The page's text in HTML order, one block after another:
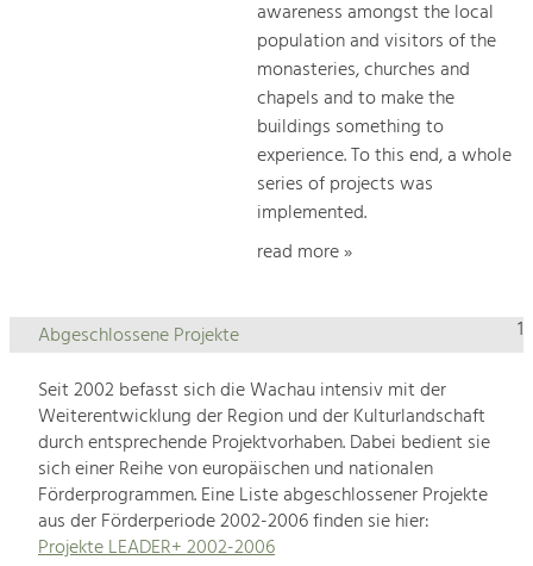
awareness amongst the local
population and visitors of the
monasteries, churches and
chapels and to make the
buildings something to
experience. To this end, a whole
series of projects was
implemented.
read more »
1
Abgeschlossene Projekte
Seit 2002 befasst sich die Wachau intensiv mit der
Weiterentwicklung der Region und der Kulturlandschaft
durch entsprechende Projektvorhaben. Dabei bedient sie
sich einer Reihe von europäischen und nationalen
Förderprogrammen. Eine Liste abgeschlossener Projekte
aus der Förderperiode 2002-2006 finden sie hier:
Projekte LEADER+ 2002-2006